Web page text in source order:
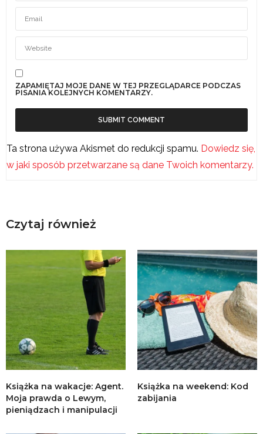
ZAPAMIĘTAJ MOJE DANE W TEJ PRZEGLĄDARCE PODCZAS
PISANIA KOLEJNYCH KOMENTARZY.
Ta strona używa Akismet do redukcji spamu. Dowiedz się,
w jaki sposób przetwarzane są dane Twoich komentarzy.
Czytaj również
Książka na wakacje: Agent.
Moja prawda o Lewym,
pieniądzach i manipulacji
Książka na weekend: Kod
zabijania